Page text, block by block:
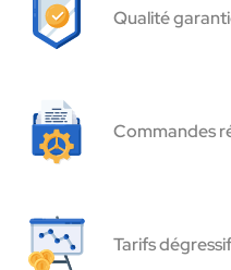
Qualité
Commandes
Tarifs